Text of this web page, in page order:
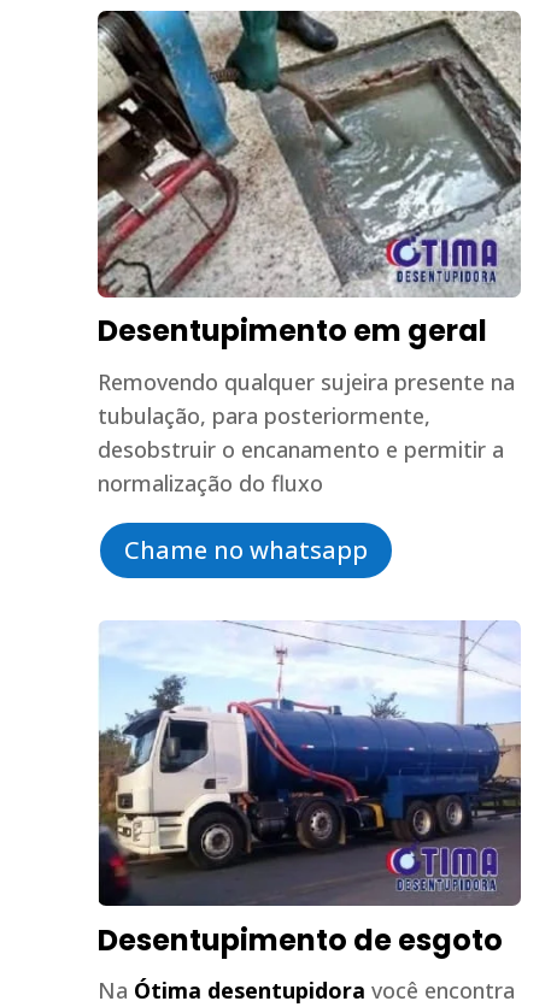
Desentupimento em geral
Removendo qualquer sujeira presente na
tubulação, para posteriormente,
desobstruir o encanamento e permitir a
normalização do fluxo
Chame no whatsapp
Desentupimento de esgoto
Na Ótima desentupidora você encontra